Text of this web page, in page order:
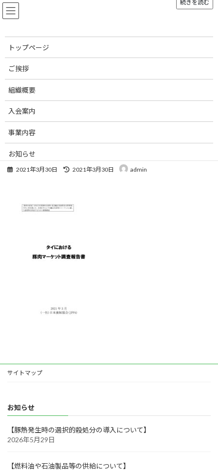
コ
ン
ナ
ビ
メディア
トップページ
2020 Pork Market Research Report in Thailand
2020 Pork Market Research
Report in Thailand
2021年3月30日
最
時
2021年3月30日 admin
サイトマップ
お知らせ
【豚熱発生時の選択的殺処分の導入について】
2026年5月29日
【燃料油や石油製品等の供給について】
続きを読む
トップページ
ご挨拶
組織概要
入会案内
事業内容
お知らせ
刊行物